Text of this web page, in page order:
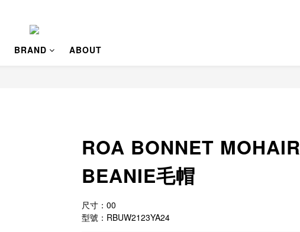
BRAND ABOUT
ROA BONNET MOHAIR
BEANIE毛帽
尺寸：00
型號：RBUW2123YA24